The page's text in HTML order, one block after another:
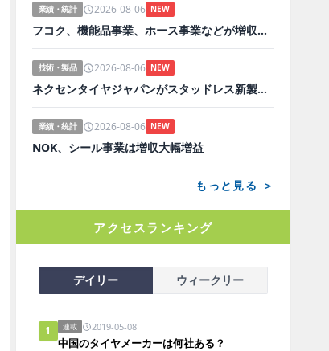
業績・統計 2026-08-06 NEW
フコク、機能品事業、ホース事業などが増収増益
技術・製品 2026-08-06 NEW
ネクセンタイヤジャパンがスタッドレス新製品、日本市場にらみ開発
業績・統計 2026-08-06 NEW
NOK、シール事業は増収大幅増益
もっと見る ＞
アクセスランキング
デイリー ウィークリー
1 連載 2019-05-08
中国のタイヤメーカーは何社ある？